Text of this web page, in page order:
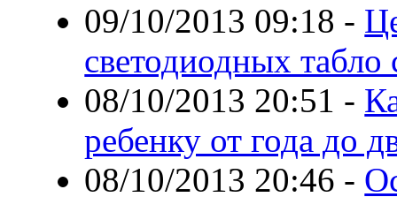
09/10/2013 09:18 -
светодиодных
08/10/2013 20:51 -
ребенку от года до
08/10/2013 20:46 -